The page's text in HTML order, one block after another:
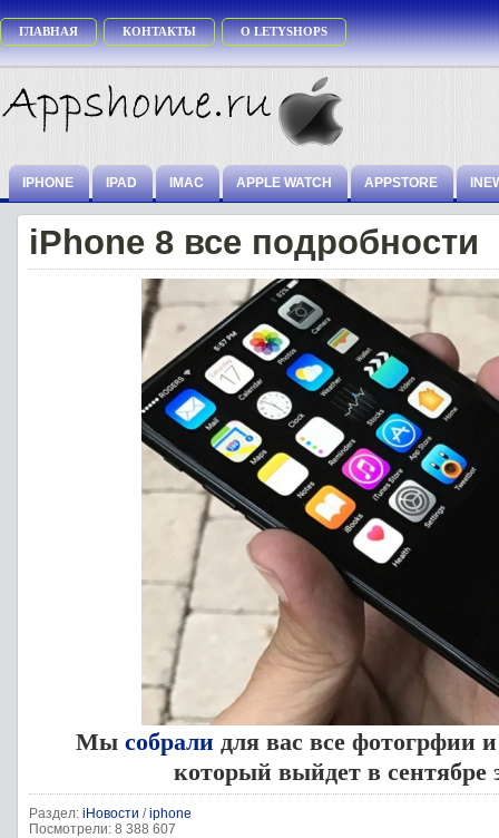
ГЛАВНАЯ КОНТАКТЫ О LETYSHOPS
IPHONE IPAD IMAC APPLE WATCH APPSTORE
iPhone 8 все подробности
Мы собрали для вас все фотогрфии
который выйдет в сентябре
Раздел: iНовости /iphone
Посмотрели: 8 388 607